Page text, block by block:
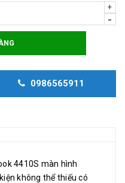
+
-
0986565911
4410S màn hình
không thể thiếu có